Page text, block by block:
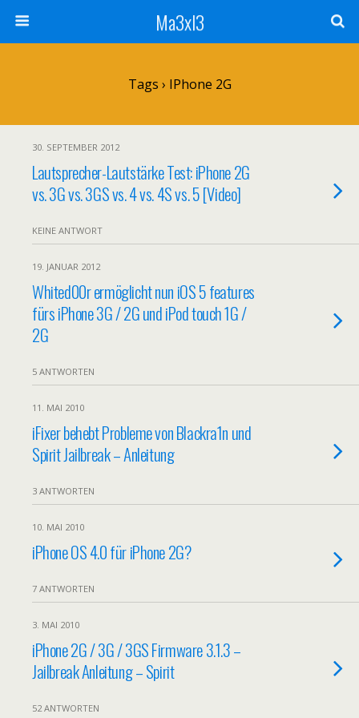
Ma3xl3
Tags › IPhone 2G
30. SEPTEMBER 2012
Lautsprecher-Lautstärke Test: iPhone 2G
vs. 3G vs. 3GS vs. 4 vs. 4S vs. 5 [Video]
KEINE ANTWORT
19. JANUAR 2012
Whited00r ermöglicht nun iOS 5 features
fürs iPhone 3G / 2G und iPod touch 1G /
2G
5 ANTWORTEN
11. MAI 2010
iFixer behebt Probleme von Blackra1n und
Spirit Jailbreak – Anleitung
3 ANTWORTEN
10. MAI 2010
iPhone OS 4.0 für iPhone 2G?
7 ANTWORTEN
3. MAI 2010
iPhone 2G / 3G / 3GS Firmware 3.1.3 –
Jailbreak Anleitung – Spirit
52 ANTWORTEN